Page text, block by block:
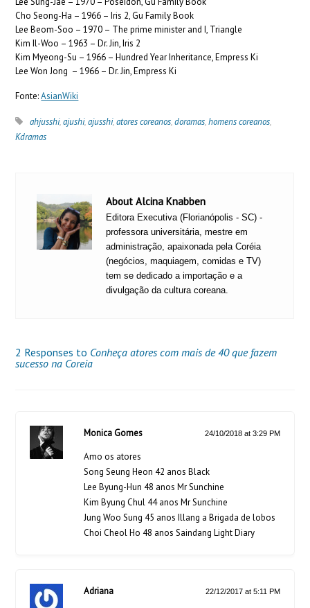
Cho Seong-Ha – 1966 – Iris 2, Gu Family Book
Lee Beom-Soo – 1970 – The prime minister and I, Triangle
Kim Il-Woo – 1963 – Dr. Jin, Iris 2
Kim Myeong-Su – 1966 – Hundred Year Inheritance, Empress Ki
Lee Won Jong – 1966 – Dr. Jin, Empress Ki
Fonte:AsianWiki
ahjusshi,ajushi,ajusshi,atores coreanos,doramas,homens coreanos,
Kdramas
About Alcina Knabben
Editora Executiva (Florianópolis - SC) -
professora universitária, mestre em
administração, apaixonada pela Coréia
(negócios, maquiagem, comidas e TV)
tem se dedicado a importação e a
divulgação da cultura coreana.
2 Responses to Conheça atores com mais de 40 que fazem
sucesso na Coreia
Monica Gomes 24/10/2018 at 3:29 PM
Amo os atores
Song Seung Heon 42 anos Black
Lee Byung-Hun 48 anos Mr Sunchine
Kim Byung Chul 44 anos Mr Sunchine
Jung Woo Sung 45 anos Illang a Brigada de lobos
Choi Cheol Ho 48 anos Saindang Light Diary
Adriana 22/12/2017 at 5:11 PM